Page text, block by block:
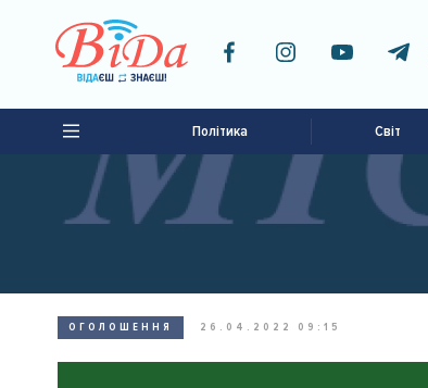
Політика Світ
ОГОЛОШЕННЯ 26.04.2022 09:15